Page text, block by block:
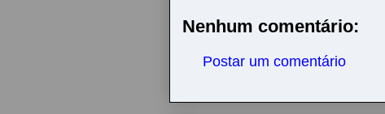
r
Nenhum comentário:
Postar um comentário